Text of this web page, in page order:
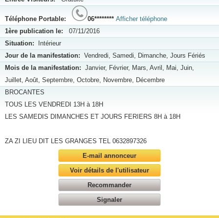
Téléphone Portable: 06******** Afficher téléphone
1ère publication le: 07/11/2016
Situation: Intérieur
Jour de la manifestation: Vendredi, Samedi, Dimanche, Jours Fériés
Mois de la manifestation: Janvier, Février, Mars, Avril, Mai, Juin,
Juillet, Août, Septembre, Octobre, Novembre, Décembre
BROCANTES
TOUS LES VENDREDI 13H à 18H
LES SAMEDIS DIMANCHES ET JOURS FERIERS 8H à 18H
ZA ZI LIEU DIT LES GRANGES TEL 0632897326
E-mail annonceur
Voir détails de l'utilisateur
Recommander
Signaler